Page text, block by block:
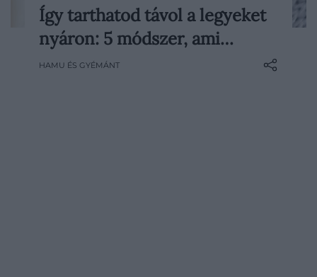
A nyár talán legbosszantóbb velejárója,
hogy a legyek szinte pillanatok alatt
Így tarthatod távol a legyeket
nyáron: 5 módszer, ami…
HAMU ÉS GYÉMÁNT